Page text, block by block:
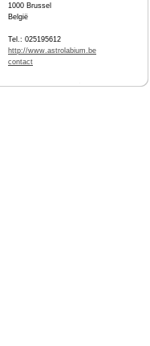
1000 Brussel
België
Tel.: 025195612
http://www.astrolabium.be
contact